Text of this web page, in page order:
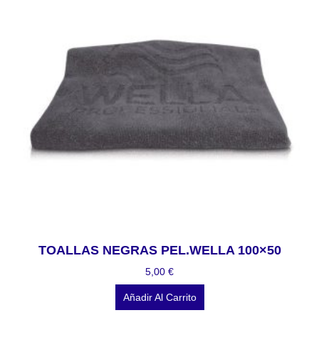
TOALLAS NEGRAS PEL.WELLA 100×50
5,00 €
Añadir Al Carrito